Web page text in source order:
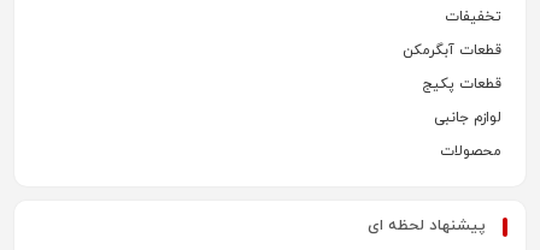
تخفیفات
قطعات آبگرمکن
قطعات پکیج
لوازم جانبی
محصولات
پیشنهاد لحظه ای